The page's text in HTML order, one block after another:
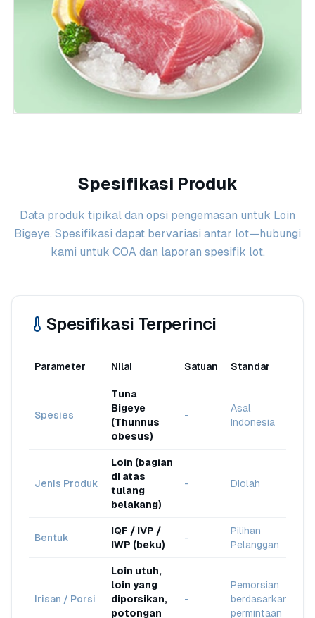
Spesifikasi Produk
Data produk tipikal dan opsi pengemasan untuk Loin
Bigeye. Spesifikasi dapat bervariasi antar lot—hubungi
kami untuk COA dan laporan spesifik lot.
Spesifikasi Terperinci
Parameter Nilai Satuan Standar
Spesies
Tuna
Bigeye
(Thunnus
obesus)
-
Asal
Indonesia
Jenis Produk
Loin (bagian
di atas
tulang
belakang)
- Diolah
Bentuk
IQF / IVP /
IWP (beku)
-
Pilihan
Pelanggan
Irisan / Porsi
Loin utuh,
loin yang
diporsikan,
potongan
-
Pemorsian
berdasarkan
permintaan